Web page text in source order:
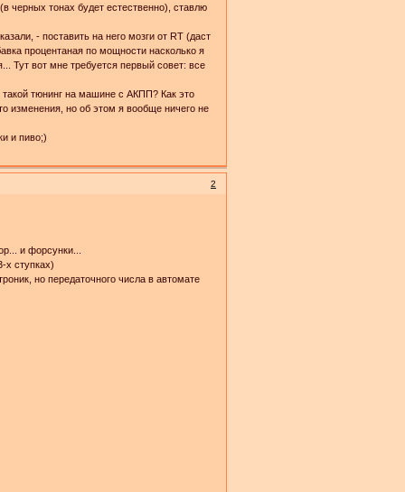
черных тонах будет естественно), ставлю
- поставить на него мозги от RT (даст
процентаная по мощности насколько я
Тут вот мне требуется первый совет: все
тюнинг на машине с АКПП? Как это
изменения, но об этом я вообще ничего не
и пиво;)
2
и форсунки...
х ступках)
но передаточного числа в автомате